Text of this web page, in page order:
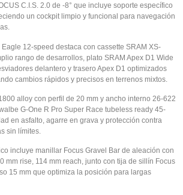
C.I.S. 2.0 de -8° que incluye soporte específico
un cockpit limpio y funcional para navegación
12-speed destaca con cassette SRAM XS-
rango de desarrollos, plato SRAM Apex D1 Wide
delantero y trasero Apex D1 optimizados
cambios rápidos y precisos en terrenos mixtos.
alloy con perfil de 20 mm y ancho interno 26-622
G-One R Pro Super Race tubeless ready 45-
en asfalto, agarre en grava y protección contra
sin límites.
incluye manillar Focus Gravel Bar de aleación con
mm rise, 114 mm reach, junto con tija de sillín Focus
15 mm que optimiza la posición para largas